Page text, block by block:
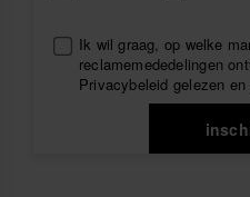
Ik wil graag, op welke
reclamemededelingen
Privacybeleid gelezen